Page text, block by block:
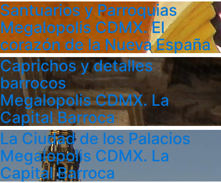
Santuarios y Parroquias
Megalopolis CDMX. El
corazón de la Nueva España
Caprichos y detalles
barrocos
Megalopolis CDMX. La
Capital Barroca
La Ciudad de los Palacios
Megalopolis CDMX. La
Capital Barroca